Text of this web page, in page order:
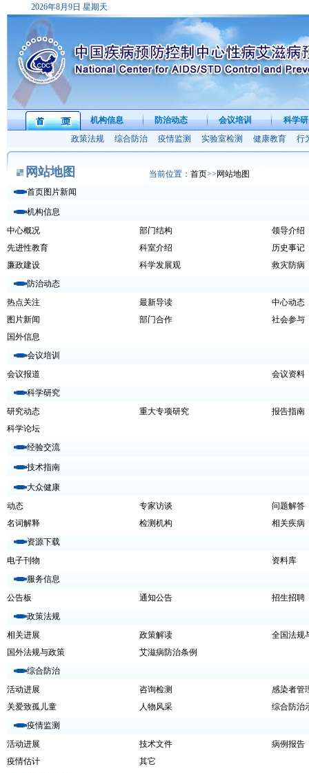
2026年8月9日 星期天
首 页 机构信息 防治动态 会议培训
科学
政策法规
综合防治 疫情监测 实验室检测 健康教育 行
网站地图 当前位置： 首页>> 网站地图
首页图片新闻
机构信息
中心概况
部门结构
领导介绍
先进性教育
科室介绍
历史事记
廉政建设
科学发展观
救灾防病
防治动态
热点关注
最新导读
中心动态
图片新闻
部门合作
社会参与
国外信息
会议培训
会议报道
会议资料
科学研究
研究动态
重大专项研究
报告指南
科学论坛
经验交流
技术指南
大众健康
动态
专家访谈
问题解答
名词解释
检测机构
相关疾病
资源下载
电子刊物
资料库
服务信息
公告板
通知公告
招生招聘
政策法规
相关进展
政策解读
全国法规
国外法规与政策
艾滋病防治条例
综合防治
活动进展
咨询检测
感染者管
关爱致孤儿童
人物风采
综合防治
疫情监测
活动进展
技术文件
病例报告
疫情估计
其它